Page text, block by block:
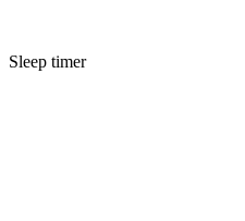
Sleep timer